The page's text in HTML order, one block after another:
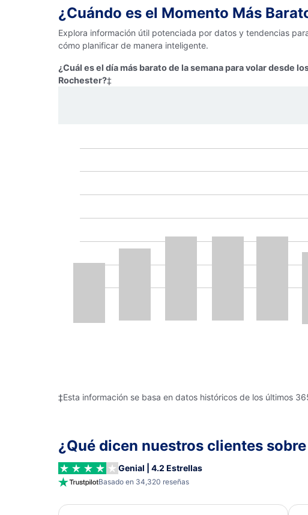
¿Cuándo es el Momento Más
Explora información útil potenciada por datos y tendencias
cómo planificar de manera inteligente.
¿Cuál es el día más barato de la semana para volar desde
Rochester?‡
‡Esta información se basa en datos históricos de los últimos
¿Qué dicen nuestros clientes
Genial | 4.2 Estrellas
Basado en 34,320 reseñas